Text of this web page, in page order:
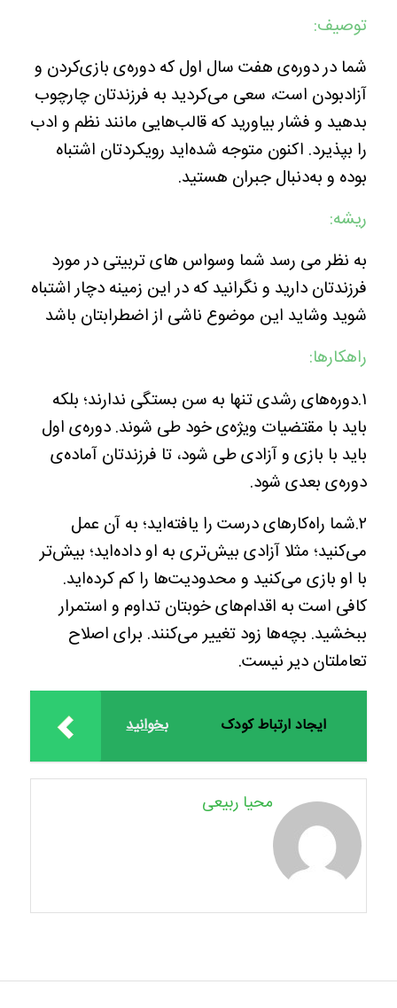
توصیف:
شما در دوره‌ی هفت سال اول که دوره‌ی بازی‌کردن و
آزادبودن است، سعی می‌کردید به فرزندتان چارچوب
بدهید و فشار بیاورید که قالب‌هایی مانند نظم و ادب
را بپذیرد. اکنون متوجه شده‌اید رویکردتان اشتباه
بوده و به‌دنبال جبران هستید.
ریشه:
به نظر می رسد شما وسواس های تربیتی در مورد
فرزندتان دارید و نگرانید که در این زمینه دچار اشتباه
شوید وشاید این موضوع ناشی از اضطرابتان باشد
راهکارها:
۱.دوره‌های رشدی تنها به سن بستگی ندارند؛ بلکه
باید با مقتضیات ویژه‌ی خود طی شوند. دوره‌ی اول
باید با بازی و آزادی طی شود، تا فرزندتان آماده‌ی
دوره‌ی بعدی شود‌‌.
۲.شما راه‌کارهای درست را یافته‌اید؛ به آن عمل
می‌کنید؛ مثلا آزادی بیش‌تری به او داده‌اید؛ بیش‌تر
با او بازی می‌کنید و محدودیت‌ها را کم کرده‌اید.
کافی است به اقدام‌های خوبتان تداوم و استمرار
ببخشید. بچه‌ها زود تغییر می‌کنند. برای اصلاح
تعاملتان دیر نیست‌.
بخوانید ایجاد ارتباط کودک
محیا ربیعی